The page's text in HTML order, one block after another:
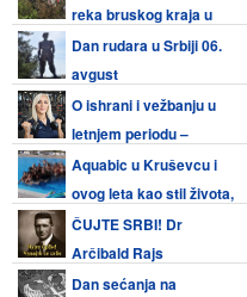
sabor 29. avgusta
reka bruskog kraja u
subotu 08. avgusta 2026.
Dan rudara u Srbiji 06.
avgust
O ishrani i vežbanju u
letnjem periodu –
Dragana PlankaAquabic u Kruševcu i
ovog leta kao stil života,
i sve je popularniji
ČUJTE SRBI! Dr
Arčibald Rajs
Dan sećanja na